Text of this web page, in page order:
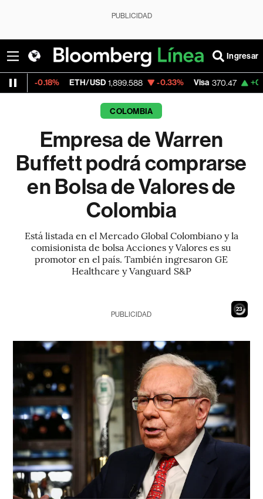
PUBLICIDAD
Ingresar
ETH/USD 1,899.588 -0.33% Visa 370.47 +0.52%
COLOMBIA
Empresa de Warren
Buffett podrá comprarse
en Bolsa de Valores de
Colombia
Está listada en el Mercado Global Colombiano y la
comisionista de bolsa Acciones y Valores es su
promotor en el país. También ingresaron GE
Healthcare y Vanguard S&P
21
PUBLICIDAD